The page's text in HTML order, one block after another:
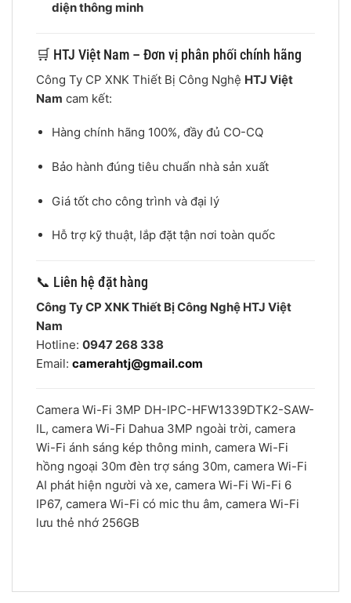
diện thông minh
🛒 HTJ Việt Nam – Đơn vị phân phối chính hãng
Công Ty CP XNK Thiết Bị Công Nghệ HTJ Việt
Nam cam kết:
Hàng chính hãng 100%, đầy đủ CO-CQ
Bảo hành đúng tiêu chuẩn nhà sản xuất
Giá tốt cho công trình và đại lý
Hỗ trợ kỹ thuật, lắp đặt tận nơi toàn quốc
📞 Liên hệ đặt hàng
Công Ty CP XNK Thiết Bị Công Nghệ HTJ Việt
Nam
Hotline: 0947 268 338
Email: camerahtj@gmail.com
Camera Wi-Fi 3MP DH-IPC-HFW1339DTK2-SAW-
IL, camera Wi-Fi Dahua 3MP ngoài trời, camera
Wi-Fi ánh sáng kép thông minh, camera Wi-Fi
hồng ngoại 30m đèn trợ sáng 30m, camera Wi-Fi
AI phát hiện người và xe, camera Wi-Fi Wi-Fi 6
IP67, camera Wi-Fi có mic thu âm, camera Wi-Fi
lưu thẻ nhớ 256GB